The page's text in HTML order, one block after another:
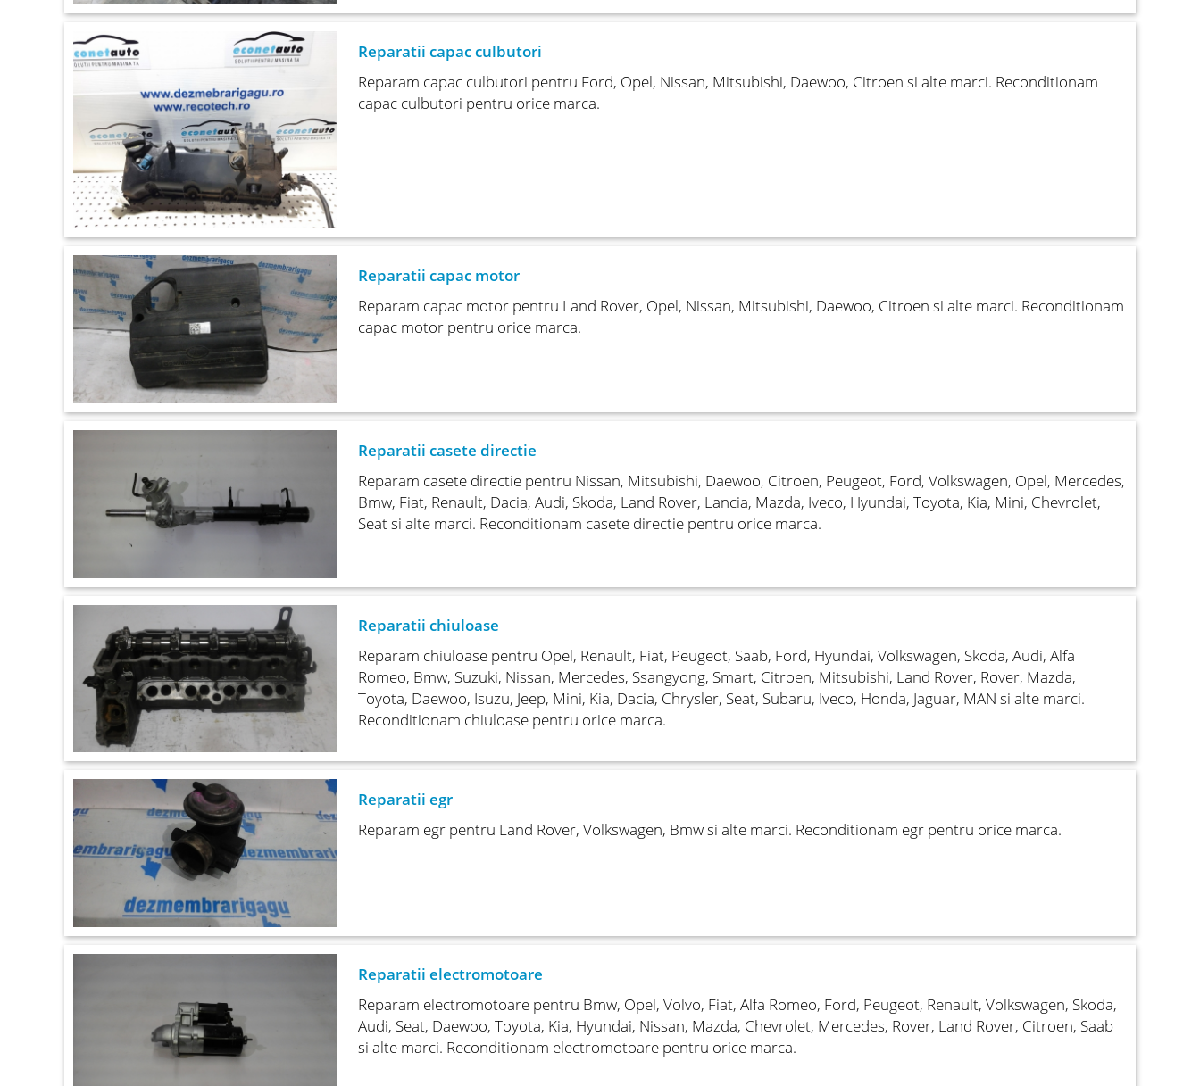
Reparatii capac culbutori
Reparam capac culbutori pentru Ford, Opel, Nissan, Mitsubishi, Daewoo, Citroen si alte marci. Reconditionam
capac culbutori pentru orice marca.
Reparatii capac motor
Reparam capac motor pentru Land Rover, Opel, Nissan, Mitsubishi, Daewoo, Citroen si alte marci. Reconditionam
capac motor pentru orice marca.
Reparatii casete directie
Reparam casete directie pentru Nissan, Mitsubishi, Daewoo, Citroen, Peugeot, Ford, Volkswagen, Opel, Mercedes,
Bmw, Fiat, Renault, Dacia, Audi, Skoda, Land Rover, Lancia, Mazda, Iveco, Hyundai, Toyota, Kia, Mini, Chevrolet,
Seat si alte marci. Reconditionam casete directie pentru orice marca.
Reparatii chiuloase
Reparam chiuloase pentru Opel, Renault, Fiat, Peugeot, Saab, Ford, Hyundai, Volkswagen, Skoda, Audi, Alfa
Romeo, Bmw, Suzuki, Nissan, Mercedes, Ssangyong, Smart, Citroen, Mitsubishi, Land Rover, Rover, Mazda,
Toyota, Daewoo, Isuzu, Jeep, Mini, Kia, Dacia, Chrysler, Seat, Subaru, Iveco, Honda, Jaguar, MAN si alte marci.
Reconditionam chiuloase pentru orice marca.
Reparatii egr
Reparam egr pentru Land Rover, Volkswagen, Bmw si alte marci. Reconditionam egr pentru orice marca.
Reparatii electromotoare
Reparam electromotoare pentru Bmw, Opel, Volvo, Fiat, Alfa Romeo, Ford, Peugeot, Renault, Volkswagen, Skoda,
Audi, Seat, Daewoo, Toyota, Kia, Hyundai, Nissan, Mazda, Chevrolet, Mercedes, Rover, Land Rover, Citroen, Saab
si alte marci. Reconditionam electromotoare pentru orice marca.